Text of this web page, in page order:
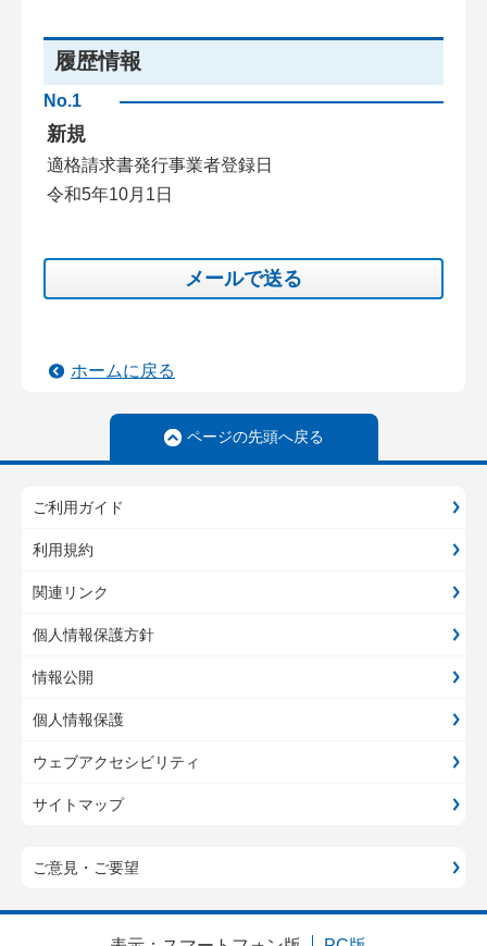
履歴情報
No.1
新規
適格請求書発行事業者登録日
令和5年10月1日
メールで送る
ホームに戻る
ページの先頭へ戻る
ご利用ガイド
利用規約
関連リンク
個人情報保護方針
情報公開
個人情報保護
ウェブアクセシビリティ
サイトマップ
ご意見・ご要望